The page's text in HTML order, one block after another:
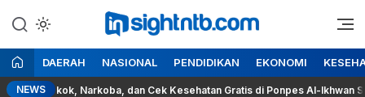
ke
konten
Insight NTB
Berita Seputar NTB
DAERAH NASIONAL PENDIDIKAN EKONOMI
NEWS
Rokok, Narkoba, dan Cek Kesehatan Gratis di Ponpes Al-Ikhwan Sesait